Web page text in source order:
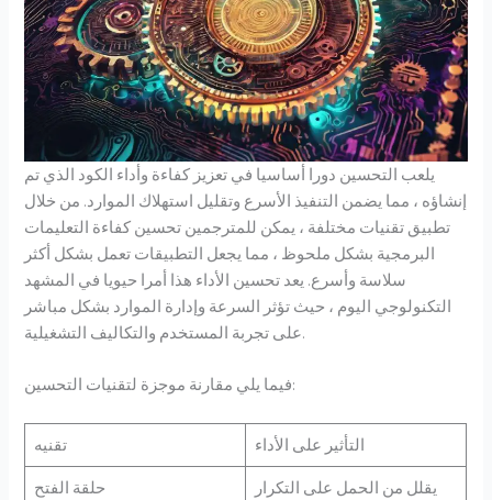
يلعب التحسين دورا أساسيا في تعزيز كفاءة وأداء الكود الذي تم
إنشاؤه ، مما يضمن التنفيذ الأسرع وتقليل استهلاك الموارد. من خلال
تطبيق تقنيات مختلفة ، يمكن للمترجمين تحسين كفاءة التعليمات
البرمجية بشكل ملحوظ ، مما يجعل التطبيقات تعمل بشكل أكثر
سلاسة وأسرع. يعد تحسين الأداء هذا أمرا حيويا في المشهد
التكنولوجي اليوم ، حيث تؤثر السرعة وإدارة الموارد بشكل مباشر
على تجربة المستخدم والتكاليف التشغيلية.
فيما يلي مقارنة موجزة لتقنيات التحسين:
تقنيه التأثير على الأداء
حلقة الفتح يقلل من الحمل على التكرار